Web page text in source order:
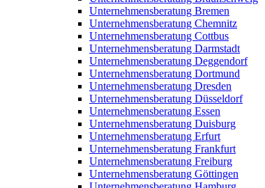
Unternehmensberatung Bremen
Unternehmensberatung Chemnitz
Unternehmensberatung Cottbus
Unternehmensberatung Darmstadt
Unternehmensberatung Deggendorf
Unternehmensberatung Dortmund
Unternehmensberatung Dresden
Unternehmensberatung Düsseldorf
Unternehmensberatung Essen
Unternehmensberatung Duisburg
Unternehmensberatung Erfurt
Unternehmensberatung Frankfurt
Unternehmensberatung Freiburg
Unternehmensberatung Göttingen